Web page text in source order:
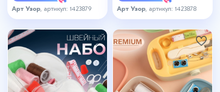
Арт Узор , артикул: 1423879 Арт Узор , артикул: 1423878